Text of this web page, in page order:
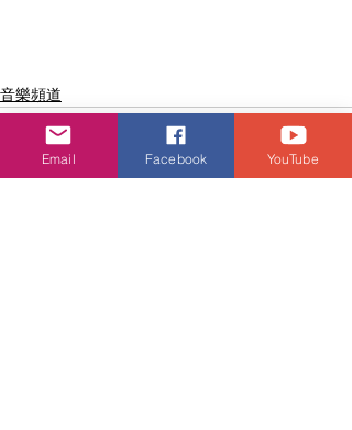
音樂頻道
Email Facebook YouTube